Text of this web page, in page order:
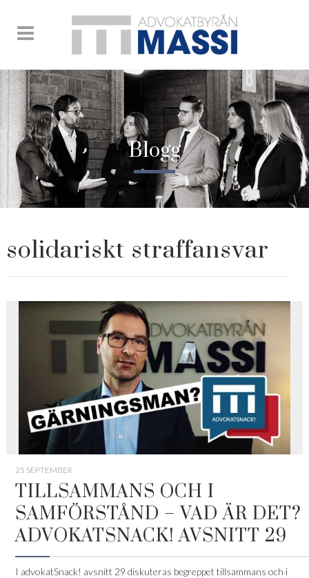
Blogg
solidariskt straffansvar
25 SEPTEMBER
TILLSAMMANS OCH I
SAMFÖRSTÅND – VAD ÄR DET?
ADVOKATSNACK! AVSNITT 29
I advokatSnack! avsnitt 29 diskuteras begreppet tillsammans och i